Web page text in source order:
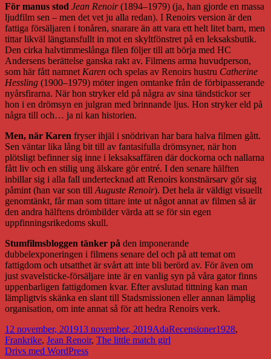
För manus stod Jean Renoir(1894–1979) (ja, han gjorde en massa
ljudfilm sen – men det vet ju alla redan). I Renoirs version är den
fattiga försäljaren i tonåren, snarare än att vara ett helt litet barn, men
tittar likväl längtansfullt in mot en skyltfönstret på en leksaksbutik.
Den cirka halvtimmeslånga filen följer till att börja med HC
Andersens berättelse ganska rakt av. Filmens arma huvudperson,
som här fått namnet Karen och spelas av Renoirs hustru Catherine
Hessling (1900–1979) möter ingen omtanke från de förbipasserande
nyårsfirarna. När hon stryker eld på några av sina tändstickor ser
hon i en drömsyn en julgran med brinnande ljus. Hon stryker eld på
några till och… ja ni kan historien.
Men, när Karen fryser ihjäl i snödrivan har bara halva filmen gått.
Sen väntar lika lång bit till av fantasifulla drömsyner, när hon
plötsligt befinner sig inne i leksaksaffären där dockorna och nallarna
fått liv och en stilig ung älskare gör entré. I den senare hälften
inbillar sig i alla fall undertecknad att Renoirs konstnärsarv gör sig
påmint (han var son till Auguste Renoir). Det hela är väldigt visuellt
genomtänkt, får man som tittare inte ut något annat av filmen så är
den andra hälftens drömbilder värda att se för sin egen
uppfinningsrikedoms skull.
Stumfilmsbloggen tänker på den imponerande
dubbelexponeringen i filmens senare del och på att temat om
fattigdom och utsatthet är svårt att inte bli berörd av. För även om
just svavelsticke-försäljare inte är en vanlig syn på våra gator finns
uppenbarligen fattigdomen kvar. Efter avslutad tittning kan man
lämpligtvis skänka en slant till Stadsmissionen eller annan lämplig
organisation, om inte annat så för att hedra Renoirs verk.
Postat
12 november, 201913 november, 2019Författare
AdaKategorier
RecensionerTaggar
1928,
Frankrike, Jean Renoir, The little match girl
Drivs med WordPress